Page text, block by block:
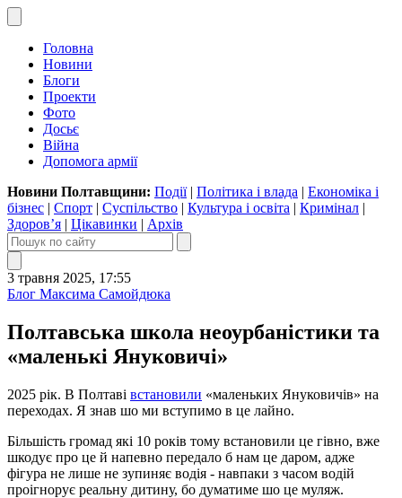
Головна
Новини
Блоги
Проекти
Фото
Досьє
Війна
Допомога армії
Новини Полтавщини: Події| Політика і влада | Економіка і
бізнес | Спорт | Суспільство | Культура і освіта | Кримінал |
Здоров’я | Цікавинки | Архів
3 травня 2025, 17:55
Блог Максима Самойдюка
Полтавська школа неоурбаністики та
«маленькі Януковичі»
2025 рік. В Полтаві встановили «маленьких Януковичів» на
переходах. Я знав шо ми вступимо в це лайно.
Більшість громад які 10 років тому встановили це гівно, вже
шкодує про це й напевно передало б нам це даром, адже
фігура не лише не зупиняє водія - навпаки з часом водій
проігнорує реальну дитину, бо думатиме шо це муляж.